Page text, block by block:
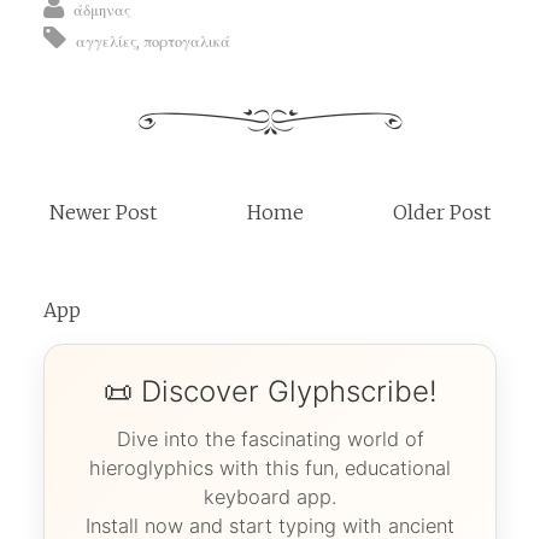
άδμηνας
αγγελίες, πορτογαλικά
Newer Post Older Post
Home
App
📜 Discover Glyphscribe!
Dive into the fascinating world of
hieroglyphics with this fun, educational
keyboard app.
Install now and start typing with ancient